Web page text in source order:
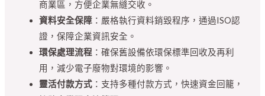
商業區，方便企業無縫交收。
資料安全保障 ：嚴格執行資料銷毀程序，通過ISO認
證，保障企業資訊安全。
環保處理流程 ：確保舊設備依環保標準回收及再利
用，減少電子廢物對環境的影響。
靈活付款方式 ：支持多種付款方式，快速資金回籠，